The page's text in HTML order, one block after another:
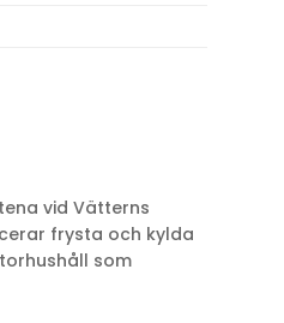
vid Vätterns
frysta och kylda
som